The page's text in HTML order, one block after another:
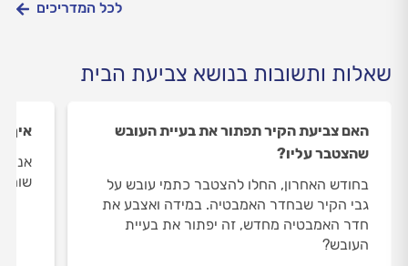
לכל המדריכים
שאלות ותשובות בנושא צביעת הבית
האם צביעת הקיר תפתור את בעיית העובש
שהצטבר עליו?
בחודש האחרון, החלו להצטבר כתמי עובש על
גבי הקיר שבחדר האמבטיה. במידה ואצבע את
חדר האמבטיה מחדש, זה יפתור את בעיית
העובש?
איך
אני